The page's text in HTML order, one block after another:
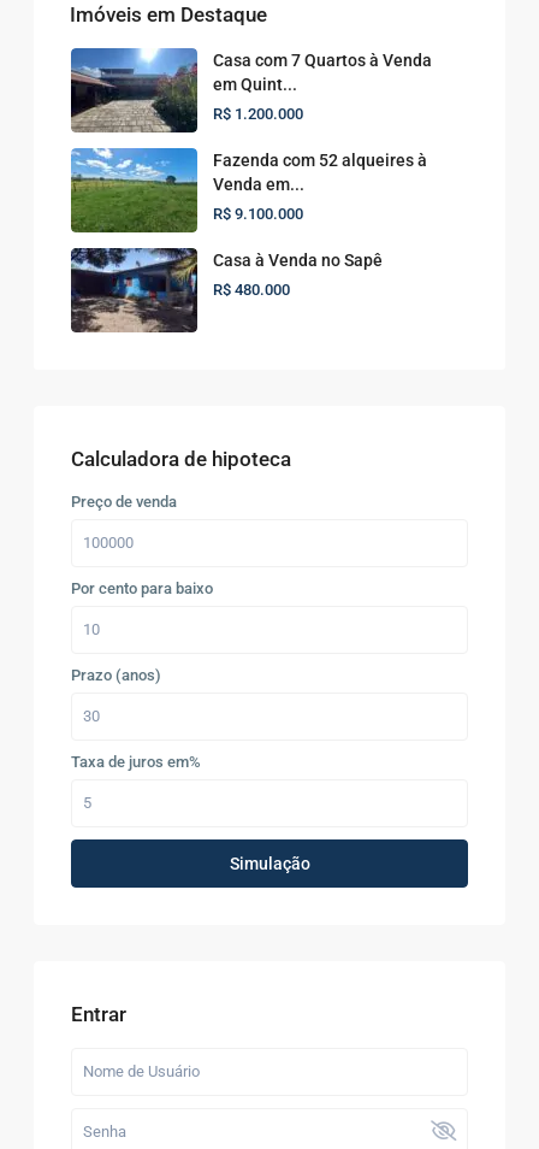
Imóveis em Destaque
Casa com 7 Quartos à Venda
em Quint...
R$ 1.200.000
Fazenda com 52 alqueires à
Venda em...
R$ 9.100.000
Casa à Venda no Sapê
R$ 480.000
Calculadora de hipoteca
Preço de venda
Por cento para baixo
Prazo (anos)
Taxa de juros em%
Simulação
Entrar